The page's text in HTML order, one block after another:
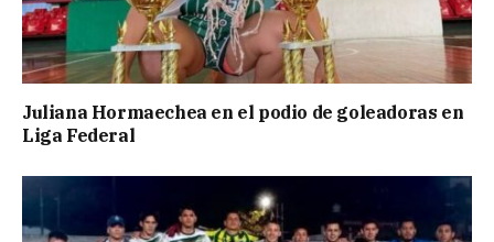
Juliana Hormaechea en el podio de goleadoras en
Liga Federal